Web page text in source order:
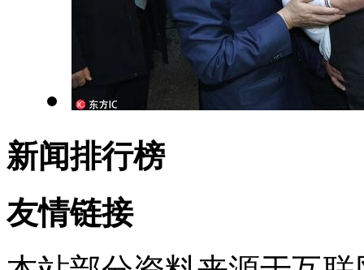
新闻排行榜
友情链接